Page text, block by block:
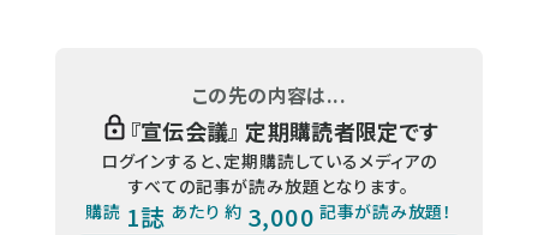
この先の内容は...
『宣伝会議』 定期購読者限定です
ログインすると、定期購読しているメディアの
すべての記事が読み放題となります。
購読 1誌 あたり 約 3,000 記事が読み放題！